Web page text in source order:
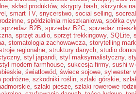
, skład produktów, skrypty bash, skrzynka
, smart TV, snycerstwo, social selling,
, spółdzielnia mieszkaniowa, spółka
sprzedaż B2B, sprzedaż B2C, sprzedaż
, sprzęt audio, sprzęt trekkingowy, SQLite,
, stomatologia zachowawcza, storytelling
regionalne, struktury danych, studio
, styl japandi, styl maksymalistyczny,
modern farmhouse, sukcesja firmy, sushi w
, światłowód, świece sojowe, sylwester
podróżne, szkodniki roślin, szlaki górskie,
, szlaki piesze, szlaki rowerowe